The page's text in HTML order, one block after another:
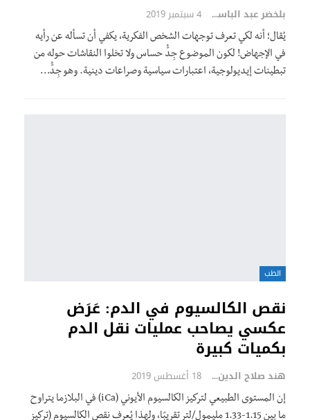
بلخضر عبد الباسط 4 سبتمبر 2019
يُقال؛ أنه لكي تعرف توجهات الشخص الفكرية، يكفي أن تسأله عن رأيه
في الإجهاض! لكون الموضوع جِدُّ حساس ولا تخلوا النقاشات حوله من
تبطينات إيديولوجية، اعتبارات سياسية وصراعات دينية. وهو جِدُّ…
الطب
نقص الكالسيوم في الدم: عَرَض
عكسي يصاحب عمليات نقل الدم
بكميات كبيرة
هند صلاح الدين 18 أغسطس 2019
إن المستوى الطبيعي لتركيز الكالسيوم الأيوني (iCa) في البلازما يتراوح
ما بين 1.15-1.33 مليمول/لتر تقريبًا، ولهذا يُعرف نقص الكالسيوم (تركيز